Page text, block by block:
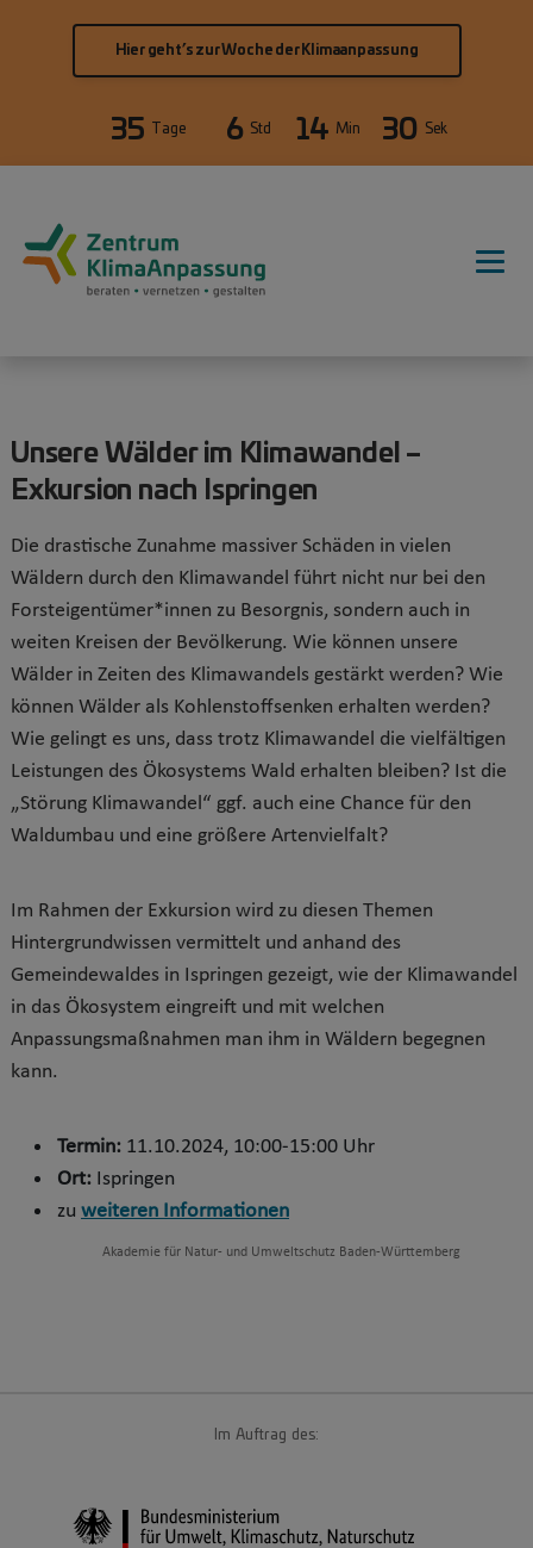
Hier geht’s zur Woche der Klimaanpassung
35 Tage 6 Std 14 Min 30 Sek
Unsere Wälder im Klimawandel –
Exkursion nach Ispringen
Die drastische Zunahme massiver Schäden in vielen
Wäldern durch den Klimawandel führt nicht nur bei den
Forsteigentümer*innen zu Besorgnis, sondern auch in
weiten Kreisen der Bevölkerung. Wie können unsere
Wälder in Zeiten des Klimawandels gestärkt werden? Wie
können Wälder als Kohlenstoffsenken erhalten werden?
Wie gelingt es uns, dass trotz Klimawandel die vielfältigen
Leistungen des Ökosystems Wald erhalten bleiben? Ist die
„Störung Klimawandel“ ggf. auch eine Chance für den
Waldumbau und eine größere Artenvielfalt?
Im Rahmen der Exkursion wird zu diesen Themen
Hintergrundwissen vermittelt und anhand des
Gemeindewaldes in Ispringen gezeigt, wie der Klimawandel
in das Ökosystem eingreift und mit welchen
Anpassungsmaßnahmen man ihm in Wäldern begegnen
kann.
Termin: 11.10.2024, 10:00-15:00 Uhr
Ort: Ispringen
zu weiteren Informationen
Akademie für Natur- und Umweltschutz Baden-Württemberg
Im Auftrag des: